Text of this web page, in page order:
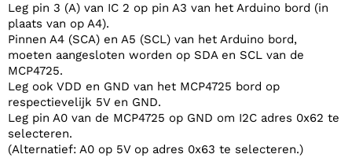
Leg pin 3 (A) van IC 2 op pin A3 van het Arduino bord (in
plaats van op A4).
Pinnen A4 (SCA) en A5 (SCL) van het Arduino bord,
moeten aangesloten worden op SDA en SCL van de
MCP4725.
Leg ook VDD en GND van het MCP4725 bord op
respectievelijk 5V en GND.
Leg pin A0 van de MCP4725 op GND om I2C adres 0x62 te
selecteren.
(Alternatief: A0 op 5V op adres 0x63 te selecteren.)